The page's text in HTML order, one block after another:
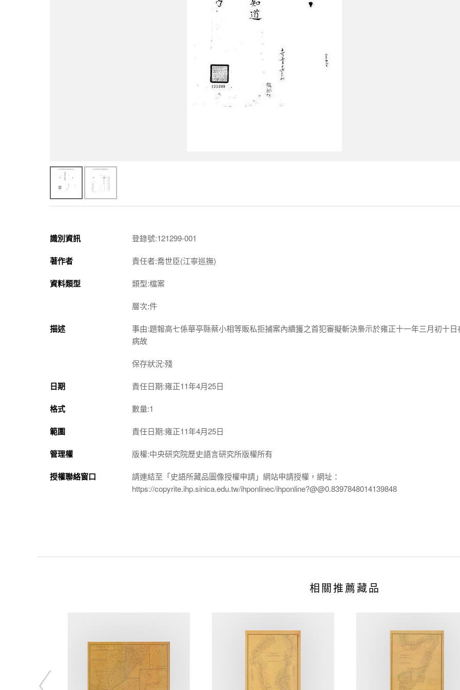
識別資訊 登錄號:121299-001
著作者 責任者:喬世臣(江寧巡撫)
資料類型 類型:檔案
層次:件
描述
事由:題報高七係華亭縣蔡小相等販私拒捕案內續獲之首犯審擬斬決梟示於雍正十一年三月初十日
病故
保存狀況:殘
日期 責任日期:雍正11年4月25日
格式 數量:1
範圍 責任日期:雍正11年4月25日
管理權 版權:中央研究院歷史語言研究所版權所有
授權聯絡窗口
請連結至「史語所藏品圖像授權申請」網站申請授權，網址：
https://copyrite.ihp.sinica.edu.tw/ihponlinec/ihponline?@@0.8397848014139848
相關推薦藏品